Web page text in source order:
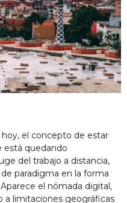
el concepto de estar
está quedando
del trabajo a distancia,
paradigma en la forma
el nómada digital,
a limitaciones geográficas